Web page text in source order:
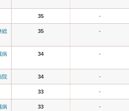
35 -
総
35 -
病
34 -
院 34 -
33 -
病
33 -